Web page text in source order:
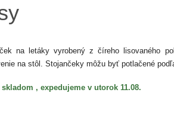
na letáky vyrobený z číreho lisovaného
na stôl. Stojančeky môžu byť potlačené
skladom , expedujeme v utorok 11.08.